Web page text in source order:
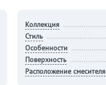
Коллекция
Стиль
Особенности
Поверхность
Расположение смесителя